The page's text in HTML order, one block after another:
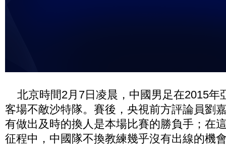
北京時間2月7日凌晨，中國男足在2015年
客場不敵沙特隊。賽後，央視前方評論員劉
有做出及時的換人是本場比賽的勝負手；在
征程中，中國隊不換教練幾乎沒有出線的機